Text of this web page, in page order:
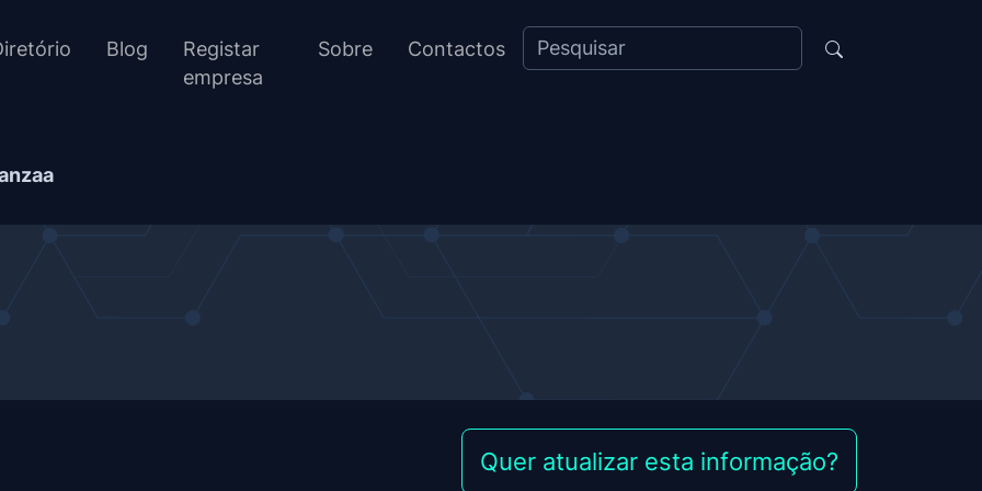
Blog
Registar
empresa
Sobre Contactos
Quer atualizar esta informação?